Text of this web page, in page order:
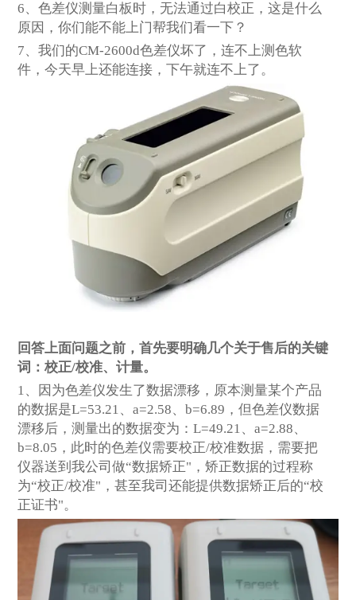
6、色差仪测量白板时，无法通过白校正，这是什么
原因，你们能不能上门帮我们看一下？
7、我们的CM-2600d色差仪坏了，连不上测色软
件，今天早上还能连接，下午就连不上了。
回答上面问题之前，首先要明确几个关于售后的关键
词：校正/校准、计量。
1、因为色差仪发生了数据漂移，原本测量某个产品
的数据是L=53.21、a=2.58、b=6.89，但色差仪数据
漂移后，测量出的数据变为：L=49.21、a=2.88、
b=8.05，此时的色差仪需要校正/校准数据，需要把
仪器送到我公司做“数据矫正"，矫正数据的过程称
为“校正/校准"，甚至我司还能提供数据矫正后的“校
正证书"。